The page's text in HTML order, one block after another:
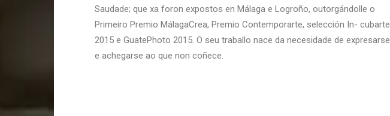
Saudade; que xa foron expostos en Málaga e Logroño, outorgándolle o
Primeiro Premio MálagaCrea, Premio Contemporarte, selección In- cubarte
2015 e GuatePhoto 2015. O seu traballo nace da necesidade de expresarse
e achegarse ao que non coñece.